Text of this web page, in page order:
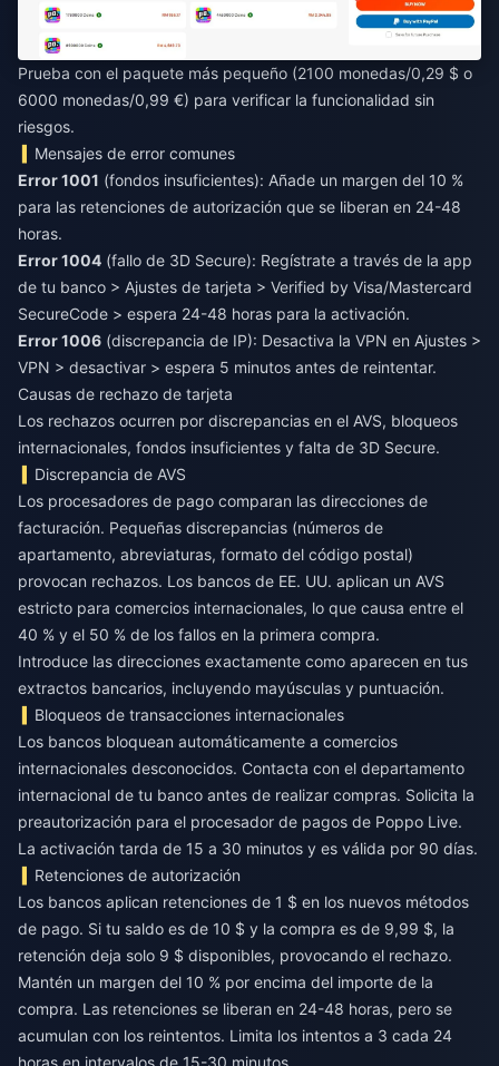
Prueba con el paquete más pequeño (2100 monedas/0,29 $ o
6000 monedas/0,99 €) para verificar la funcionalidad sin
riesgos.
Mensajes de error comunes
Error 1001 (fondos insuficientes): Añade un margen del 10 %
para las retenciones de autorización que se liberan en 24-48
horas.
Error 1004 (fallo de 3D Secure): Regístrate a través de la app
de tu banco > Ajustes de tarjeta > Verified by Visa/Mastercard
SecureCode > espera 24-48 horas para la activación.
Error 1006 (discrepancia de IP): Desactiva la VPN en Ajustes >
VPN > desactivar > espera 5 minutos antes de reintentar.
Causas de rechazo de tarjeta
Los rechazos ocurren por discrepancias en el AVS, bloqueos
internacionales, fondos insuficientes y falta de 3D Secure.
Discrepancia de AVS
Los procesadores de pago comparan las direcciones de
facturación. Pequeñas discrepancias (números de
apartamento, abreviaturas, formato del código postal)
provocan rechazos. Los bancos de EE. UU. aplican un AVS
estricto para comercios internacionales, lo que causa entre el
40 % y el 50 % de los fallos en la primera compra.
Introduce las direcciones exactamente como aparecen en tus
extractos bancarios, incluyendo mayúsculas y puntuación.
Bloqueos de transacciones internacionales
Los bancos bloquean automáticamente a comercios
internacionales desconocidos. Contacta con el departamento
internacional de tu banco antes de realizar compras. Solicita la
preautorización para el procesador de pagos de Poppo Live.
La activación tarda de 15 a 30 minutos y es válida por 90 días.
Retenciones de autorización
Los bancos aplican retenciones de 1 $ en los nuevos métodos
de pago. Si tu saldo es de 10 $ y la compra es de 9,99 $, la
retención deja solo 9 $ disponibles, provocando el rechazo.
Mantén un margen del 10 % por encima del importe de la
compra. Las retenciones se liberan en 24-48 horas, pero se
acumulan con los reintentos. Limita los intentos a 3 cada 24
horas en intervalos de 15-30 minutos.